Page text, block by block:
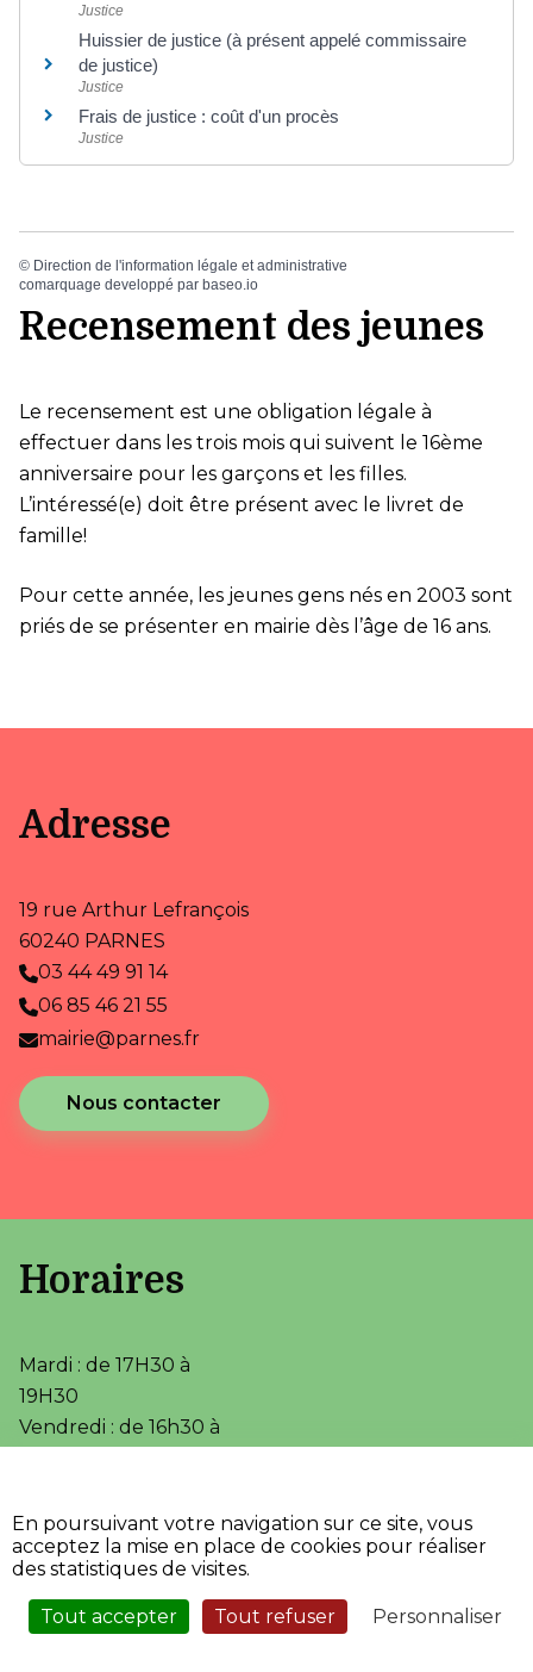
Justice
Huissier de justice (à présent appelé commissaire
de justice)
Justice
Frais de justice : coût d'un procès
Justice
© Direction de l'information légale et administrative
comarquage developpé par baseo.io
Recensement des jeunes
Le recensement est une obligation légale à
effectuer dans les trois mois qui suivent le 16ème
anniversaire pour les garçons et les filles.
L’intéressé(e) doit être présent avec le livret de
famille!
Pour cette année, les jeunes gens nés en 2003 sont
priés de se présenter en mairie dès l’âge de 16 ans.
Adresse
19 rue Arthur Lefrançois
60240 PARNES
03 44 49 91 14
06 85 46 21 55
mairie@parnes.fr
Nous contacter
Horaires
Mardi : de 17H30 à
19H30
Vendredi : de 16h30 à
•
Mentions légales •
Plan du site •
l'Adico
Service Sécurisé
En poursuivant votre navigation sur ce site, vous
acceptez la mise en place de cookies pour réaliser
des statistiques de visites.
Tout accepter Tout refuser Personnaliser